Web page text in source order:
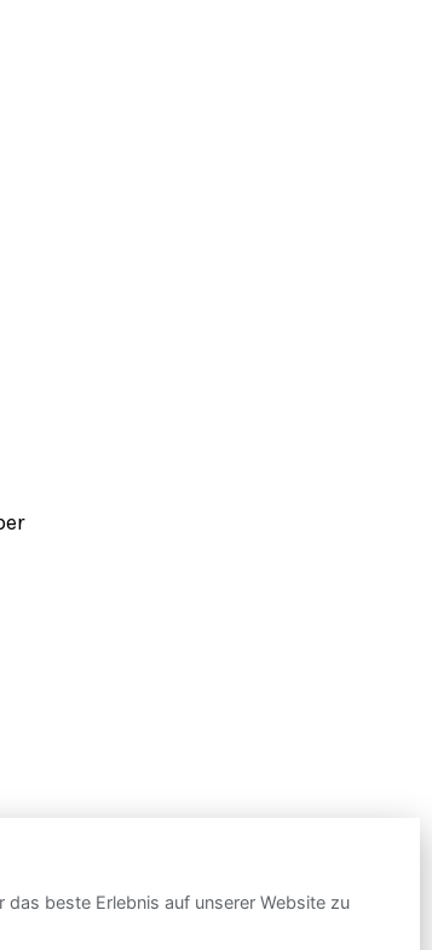
beste Erlebnis auf unserer Website zu